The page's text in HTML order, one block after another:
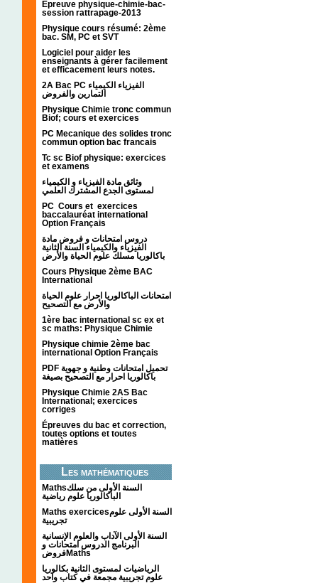
Epreuve physique-chimie-bac-
session rattrapage-2013
Physique cours résumé: 2ème
bac. SM, PC et SVT
Logiciel pour aider les
enseignants à gérer facilement
et efficacement leurs notes.
2A Bac PC الفيزياء الكيمياء
التمارين والفروض
Physique Chimie tronc commun
Biof; cours et exercices
PC Mecanique des solides tronc
commun option bac francais
Tc sc Biof physique: exercices
et examens
وثائق مادة الفيزياء و الكيمياء
PC Cours et exercices
baccalauréat international
Option Français
دروس امتحانات و فروض مادة
الفيزياء والكيمياء السنة الثانية
باكالوريا مسلك علوم الحياة والأرض
Cours Physique 2ème BAC
International
امتحانات الباكالوريا احرار علوم الحياة
والأرض مع التصحيح
1ère bac international sc ex et
sc maths: Physique Chimie
Physique chimie 2ème bac
international Option Français
PDF تحميل امتحانات وطنية و جهوية
باكالوريا احرار مع التصحيح بصيغة
Physique Chimie 2AS Bac
International; exercices
corriges
Épreuves du bac et correction,
toutes options et toutes
matières
Les mathématiques
Mathsالسنة الأولى من سلك
الباكالوريا علوم رياضية
Maths exercicesالسنة الأولى علوم
تجريبية
السنة الأولى الآداب والعلوم الإنسانية
البرنامج الدروس امتحانات و
فروضMaths
الرياضيات لمستوى الثانية بكالوريا
علوم تجريبية مجمعة في كتاب واحد